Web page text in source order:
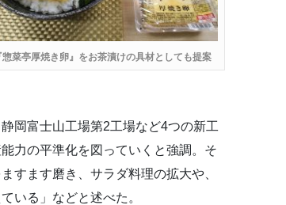
惣菜亭厚焼き卵』をお茶漬けの具材としても提案
岡富士山工場第2工場など4つの新工
力の平準化を図っていくと強調。そ
すます磨き、サラダ料理の拡大や、
いる」などと述べた。